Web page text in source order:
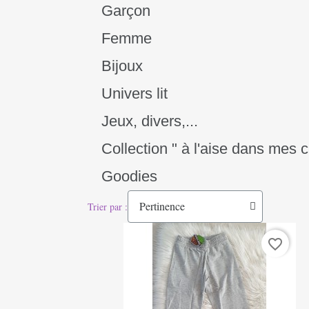
Garçon
Femme
Bijoux
Univers lit
Jeux, divers,...
Collection " à l'aise dans mes
Goodies
Trier par :
favorite_border